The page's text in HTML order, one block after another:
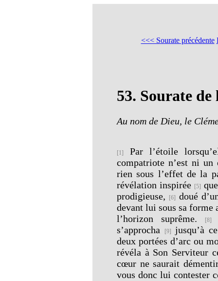
<<< Sourate précédente
53. Sourate
Au nom de Dieu, le
[1]
Par l’étoile
compatriote n’est ni
rien sous l’effet de la
révélation inspirée [5]
prodigieuse,
[6] doué
devant lui sous sa forme
l’horizon suprême.
[8]
s’approcha
[9]
jusqu’à
deux portées d’arc ou
révéla à Son Serviteur
cœur ne saurait
vous donc lui contester